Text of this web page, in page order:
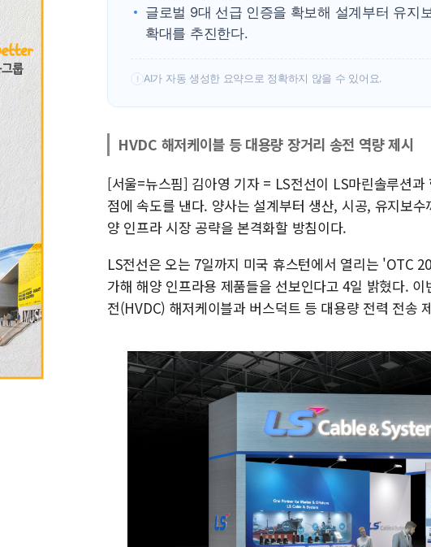
글로벌 9대 선급 인증을 확보해 설계부터 유지
확대를 추진한다.
! AI가 자동 생성한 요약으로 정확하지 않을 수 있어요.
HVDC 해저케이블 등 대용량 장거리 송전 역량 제시
[서울=뉴스핌] 김아영 기자 = LS전선이 LS마린솔루션
점에 속도를 낸다. 양사는 설계부터 생산, 시공, 유지보
양 인프라 시장 공략을 본격화할 방침이다.
LS전선은 오는 7일까지 미국 휴스턴에서 열리는
가해 해양 인프라용 제품들을 선보인다고 4일 밝혔다.
전(HVDC) 해저케이블과 버스덕트 등 대용량 전력 전송